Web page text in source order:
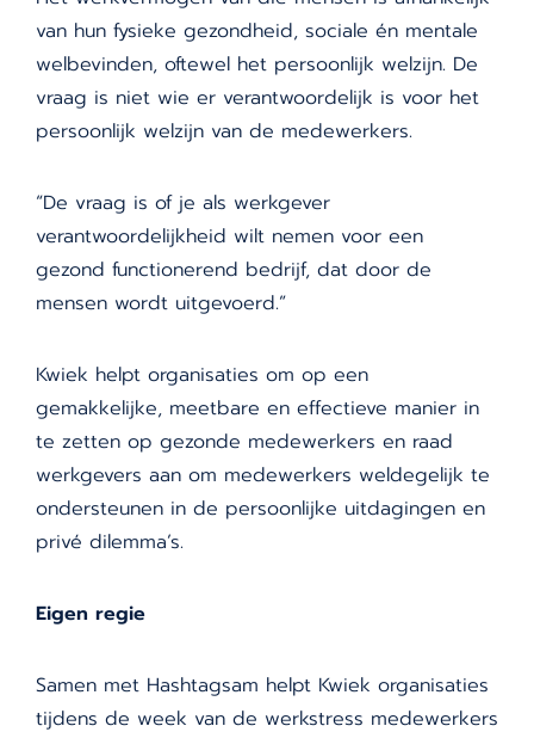
van hun fysieke gezondheid, sociale én mentale
welbevinden, oftewel het persoonlijk welzijn. De
vraag is niet wie er verantwoordelijk is voor het
persoonlijk welzijn van de medewerkers.
“De vraag is of je als werkgever
verantwoordelijkheid wilt nemen voor een
gezond functionerend bedrijf, dat door de
mensen wordt uitgevoerd.”
Kwiek helpt organisaties om op een
gemakkelijke, meetbare en effectieve manier in
te zetten op gezonde medewerkers en raad
werkgevers aan om medewerkers weldegelijk te
ondersteunen in de persoonlijke uitdagingen en
privé dilemma’s.
Eigen regie
Samen met Hashtagsam helpt Kwiek organisaties
tijdens de week van de werkstress medewerkers